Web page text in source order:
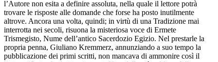
l’Autore non esita a definire assoluta, nella quale il lettore potrà
trovare le risposte alle domande che forse ha posto inutilmente
altrove. Ancora una volta, quindi; in virtù di una Tradizione mai
interrotta nei secoli, risuona la misteriosa voce di Ermete
Trismegisto, Nume dell’antico Sacerdozio Egizio. Nel prestarle la
propria penna, Giuliano Kremmerz, annunziando a suo tempo la
pubblicazione dei primi scritti, non mancava di ammonire così il